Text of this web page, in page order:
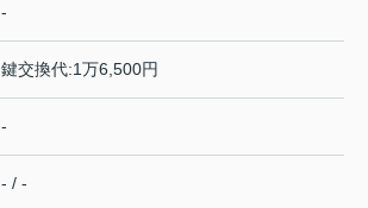
-
鍵交換代:1万6,500円
-
- / -